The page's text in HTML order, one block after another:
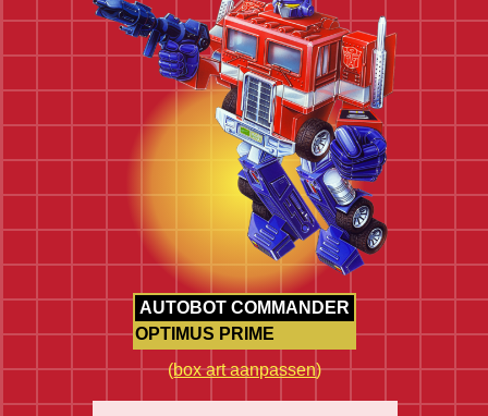
AUTOBOT COMMANDER
OPTIMUS PRIME
(box art aanpassen)